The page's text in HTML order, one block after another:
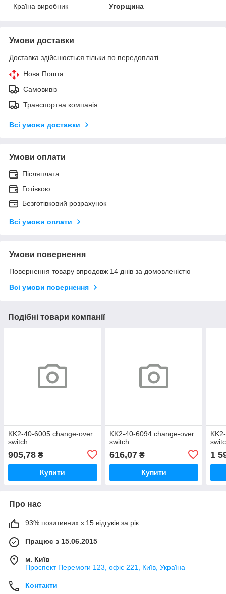
Країна виробник
Угорщина
Умови доставки
Доставка здійснюється тільки по передоплаті.
Нова Пошта
Самовивіз
Транспортна компанія
Всі умови доставки
Умови оплати
Післяплата
Готівкою
Безготівковий розрахунок
Всі умови оплати
Умови повернення
Повернення товару впродовж 14 днів за домовленістю
Всі умови повернення
Подібні товари компанії
KK2-40-6005 change-over
switch
905,78 ₴
Купити
KK2-40-6094 change-over
switch
616,07₴
Купити
1
Про нас
93% позитивних з 15 відгуків за рік
Працює з 15.06.2015
м. Київ
Проспект Перемоги 123, офіс 221, Київ, Україна
Контакти